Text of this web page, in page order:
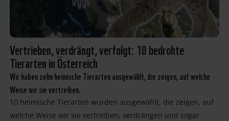
Vertrieben, verdrängt, verfolgt: 10 bedrohte
Tierarten in Österreich
Wir haben zehn heimische Tierarten ausgewählt, die zeigen, auf welche
Weise wir sie vertreiben.
10 heimische Tierarten wurden ausgewählt, die zeigen, auf
welche Weise wir sie vertreiben, verdrängen und sogar